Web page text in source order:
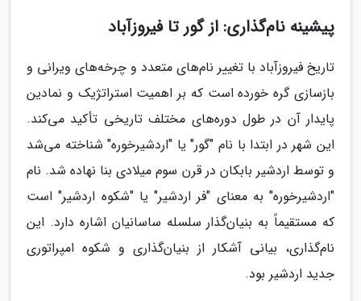
پیشینه نام‌گذاری: از گور تا فیروزآباد
تاریخ فیروزآباد با تغییر نام‌های متعدد و چرخه‌های ویرانی و
بازسازی گره خورده است که بر اهمیت استراتژیک و نمادین
پایدار آن در طول دوره‌های مختلف تاریخی تأکید می‌کند.
این شهر در ابتدا با نام "گور" یا "اردشیرخوره" شناخته می‌شد
و توسط اردشیر بابکان در قرن سوم میلادی بنا نهاده شد. نام
"اردشیرخوره" به معنای "فر اردشیر" یا "شکوه اردشیر" است
که مستقیماً به بنیان‌گذار سلسله ساسانیان اشاره دارد. این
نام‌گذاری، بیانی آشکار از بنیان‌گذاری و شکوه امپراتوری
جدید اردشیر بود.